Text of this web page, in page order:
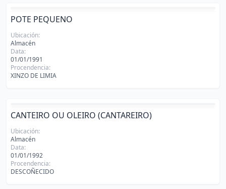
POTE PEQUENO
Ubicación:
Almacén
Data:
01/01/1991
Procendencia:
XINZO DE LIMIA
CANTEIRO OU OLEIRO (CANTAREIRO)
Ubicación:
Almacén
Data:
01/01/1992
Procendencia:
DESCOÑECIDO